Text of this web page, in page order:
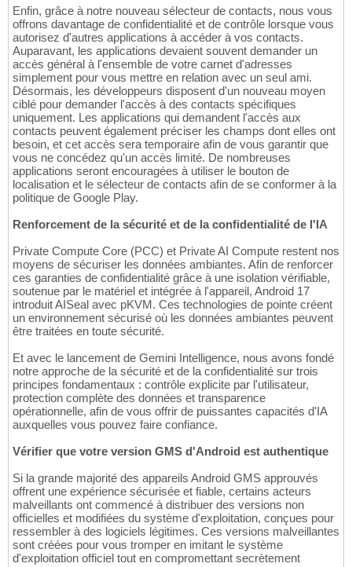
Enfin, grâce à notre nouveau sélecteur de contacts, nous vous
offrons davantage de confidentialité et de contrôle lorsque vous
autorisez d'autres applications à accéder à vos contacts.
Auparavant, les applications devaient souvent demander un
accès général à l'ensemble de votre carnet d'adresses
simplement pour vous mettre en relation avec un seul ami.
Désormais, les développeurs disposent d'un nouveau moyen
ciblé pour demander l'accès à des contacts spécifiques
uniquement. Les applications qui demandent l'accès aux
contacts peuvent également préciser les champs dont elles ont
besoin, et cet accès sera temporaire afin de vous garantir que
vous ne concédez qu'un accès limité. De nombreuses
applications seront encouragées à utiliser le bouton de
localisation et le sélecteur de contacts afin de se conformer à la
politique de Google Play.
Renforcement de la sécurité et de la confidentialité de l'IA
Private Compute Core (PCC) et Private AI Compute restent nos
moyens de sécuriser les données ambiantes. Afin de renforcer
ces garanties de confidentialité grâce à une isolation vérifiable,
soutenue par le matériel et intégrée à l'appareil, Android 17
introduit AISeal avec pKVM. Ces technologies de pointe créent
un environnement sécurisé où les données ambiantes peuvent
être traitées en toute sécurité.
Et avec le lancement de Gemini Intelligence, nous avons fondé
notre approche de la sécurité et de la confidentialité sur trois
principes fondamentaux : contrôle explicite par l'utilisateur,
protection complète des données et transparence
opérationnelle, afin de vous offrir de puissantes capacités d'IA
auxquelles vous pouvez faire confiance.
Vérifier que votre version GMS d'Android est authentique
Si la grande majorité des appareils Android GMS approuvés
offrent une expérience sécurisée et fiable, certains acteurs
malveillants ont commencé à distribuer des versions non
officielles et modifiées du système d'exploitation, conçues pour
ressembler à des logiciels légitimes. Ces versions malveillantes
sont créées pour vous tromper en imitant le système
d'exploitation officiel tout en compromettant secrètement